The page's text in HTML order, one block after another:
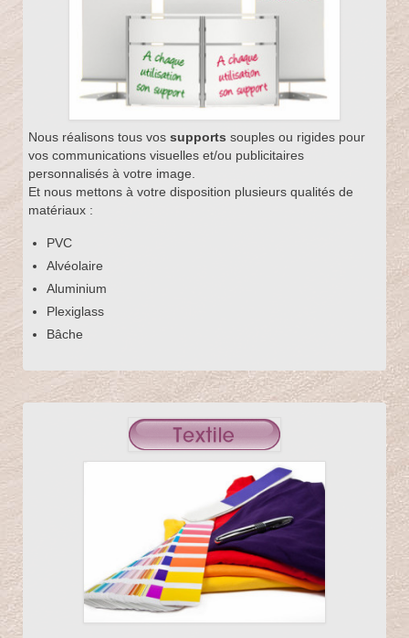
Nous réalisons tous vos supports souples ou rigides pour
vos communications visuelles et/ou publicitaires
personnalisés à votre image.
Et nous mettons à votre disposition plusieurs qualités de
matériaux :
PVC
Alvéolaire
Aluminium
Plexiglass
Bâche